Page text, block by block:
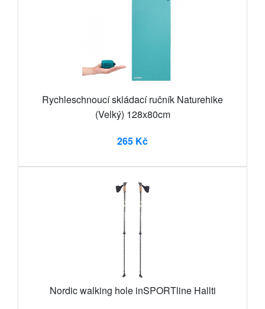
Rychleschnoucí skládací ručník Naturehike
(Velký) 128x80cm
265 Kč
Nordic walking hole inSPORTline Hallti